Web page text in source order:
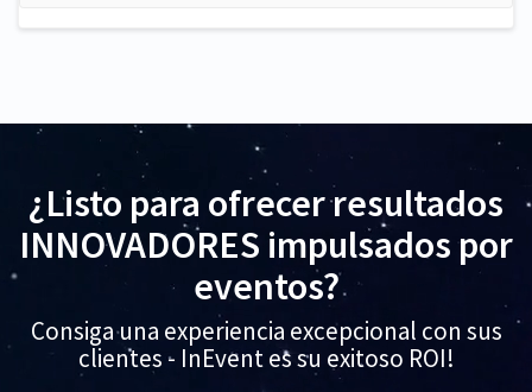
¿Listo para ofrecer resultados
INNOVADORES impulsados por
eventos?
Consiga una experiencia excepcional con sus
clientes - InEvent es su exitoso ROI!